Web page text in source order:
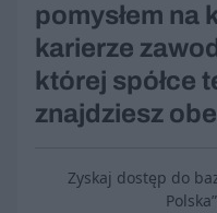
pomysłem na
karierze
której spółce
znajdziesz
Zyskaj dostęp do
Polska”